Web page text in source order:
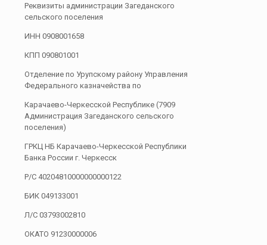
Реквизиты администрации Загеданского
сельского поселения
ИНН 0908001658
КПП 090801001
Отделение по Урупскому району Управления
Федерального казначейства по
Карачаево-Черкесской Республике (7909
Администрация Загеданского сельского
поселения)
ГРКЦ НБ Карачаево-Черкесской Республики
Банка России г. Черкесск
Р/С 40204810000000000122
БИК 049133001
Л/С 03793002810
ОКАТО 91230000006